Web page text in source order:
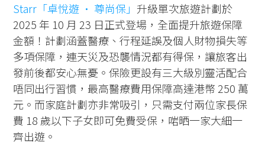
Starr「卓悅遊 • 尊尚保」 升級單次旅遊計劃於
2025 年 10 月 23 日正式登場，全面提升旅遊保障
金額！計劃涵蓋醫療、行程延誤及個人財物損失等
多項保障，連天災及恐襲情況都有得保，讓旅客出
發前後都安心無憂。保險更設有三大級別靈活配合
唔同出行習慣，最高醫療費用保障高達港幣 250 萬
元。而家庭計劃亦非常吸引，只需支付兩位家長保
費 18 歲以下子女即可免費受保，啱晒一家大細一
齊出遊。